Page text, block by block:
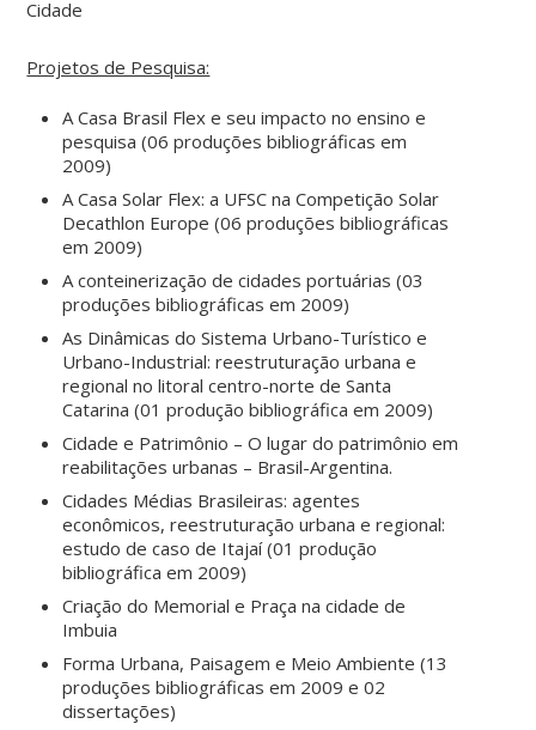
Cidade
Projetos de Pesquisa:
A Casa Brasil Flex e seu impacto no ensino e
pesquisa (06 produções bibliográficas em
2009)
A Casa Solar Flex: a UFSC na Competição Solar
Decathlon Europe (06 produções bibliográficas
em 2009)
A conteinerização de cidades portuárias (03
produções bibliográficas em 2009)
As Dinâmicas do Sistema Urbano-Turístico e
Urbano-Industrial: reestruturação urbana e
regional no litoral centro-norte de Santa
Catarina (01 produção bibliográfica em 2009)
Cidade e Patrimônio – O lugar do patrimônio em
reabilitações urbanas – Brasil-Argentina.
Cidades Médias Brasileiras: agentes
econômicos, reestruturação urbana e regional:
estudo de caso de Itajaí (01 produção
bibliográfica em 2009)
Criação do Memorial e Praça na cidade de
Imbuia
Forma Urbana, Paisagem e Meio Ambiente (13
produções bibliográficas em 2009 e 02
dissertações)